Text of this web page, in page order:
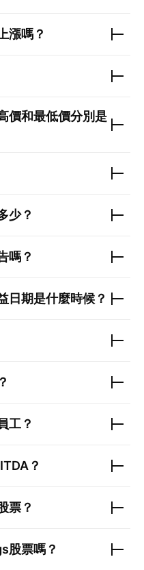
漲嗎？
價和最低價分別是
少？
嗎？
日期是什麼時候？
工？
？
票？
股票嗎？